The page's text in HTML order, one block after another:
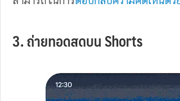
3. ถ่ายทอดสดบน Shorts